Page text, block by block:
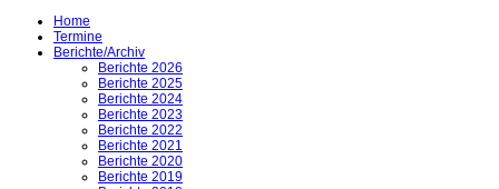
Home
Termine
Berichte/Archiv
Berichte 2026
Berichte 2025
Berichte 2024
Berichte 2023
Berichte 2022
Berichte 2021
Berichte 2020
Berichte 2019